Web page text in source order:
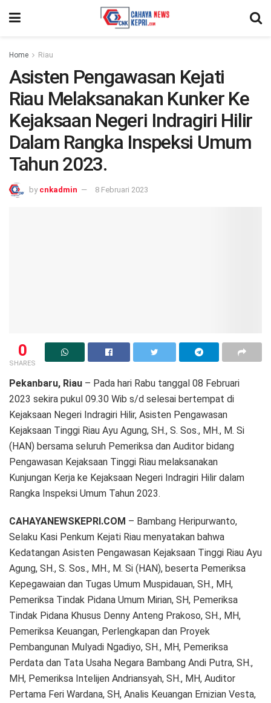
Home Riau
Asisten Pengawasan Kejati
Riau Melaksanakan Kunker Ke
Kejaksaan Negeri Indragiri Hilir
Dalam Rangka Inspeksi Umum
Tahun 2023.
by cnkadmin 8 Februari 2023
0
SHARES
Pekanbaru, Riau – Pada hari Rabu tanggal 08 Februari
2023 sekira pukul 09.30 Wib s/d selesai bertempat di
Kejaksaan Negeri Indragiri Hilir, Asisten Pengawasan
Kejaksaan Tinggi Riau Ayu Agung, SH., S. Sos., MH., M. Si
(HAN) bersama seluruh Pemeriksa dan Auditor bidang
Pengawasan Kejaksaan Tinggi Riau melaksanakan
Kunjungan Kerja ke Kejaksaan Negeri Indragiri Hilir dalam
Rangka Inspeksi Umum Tahun 2023.
CAHAYANEWSKEPRI.COM – Bambang Heripurwanto,
Selaku Kasi Penkum Kejati Riau menyatakan bahwa
Kedatangan Asisten Pengawasan Kejaksaan Tinggi Riau Ayu
Agung, SH., S. Sos., MH., M. Si (HAN), beserta Pemeriksa
Kepegawaian dan Tugas Umum Muspidauan, SH., MH,
Pemeriksa Tindak Pidana Umum Mirian, SH, Pemeriksa
Tindak Pidana Khusus Denny Anteng Prakoso, SH., MH,
Pemeriksa Keuangan, Perlengkapan dan Proyek
Pembangunan Mulyadi Ngadiyo, SH., MH, Pemeriksa
Perdata dan Tata Usaha Negara Bambang Andi Putra, SH.,
MH, Pemeriksa Intelijen Andriansyah, SH., MH, Auditor
Pertama Feri Wardana, SH, Analis Keuangan Ernizian Vesta,